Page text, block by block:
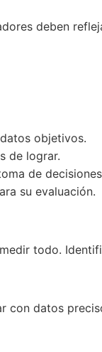
deben
objetivos.
de lograr.
de
su evaluación.
todo.
con datos